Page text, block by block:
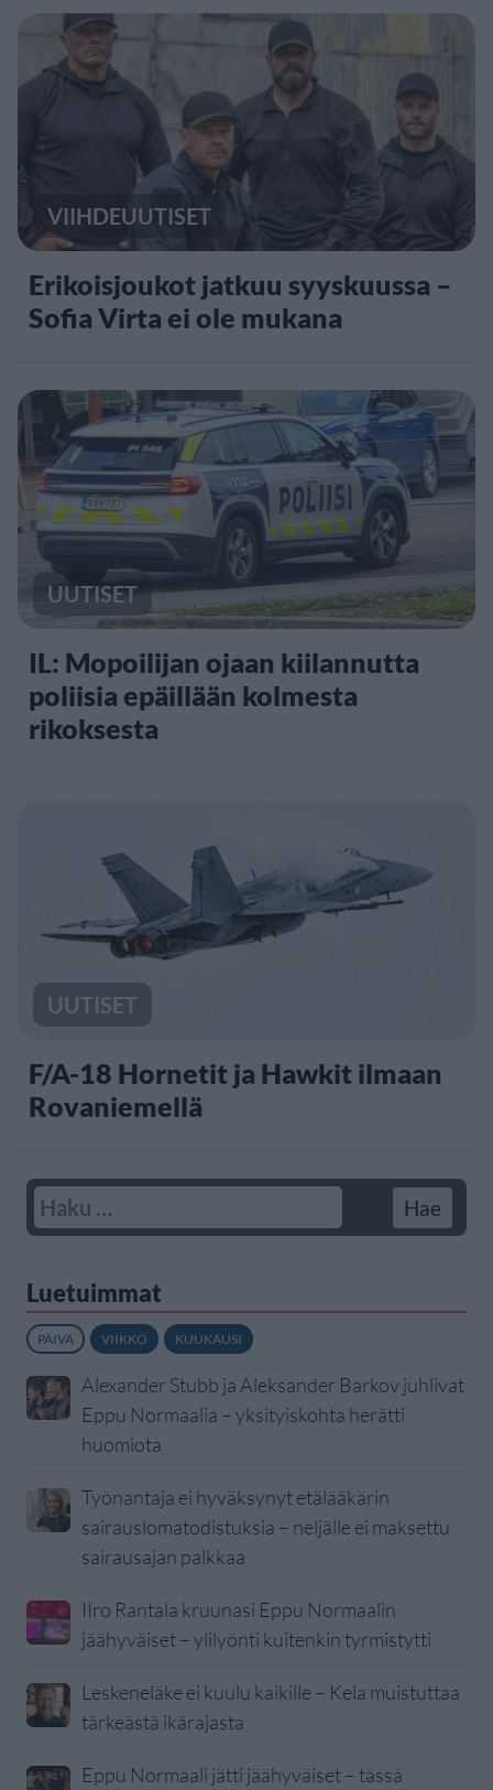
VIIHDEUUTISET
Erikoisjoukot jatkuu syyskuussa –
Sofia Virta ei ole mukana
UUTISET
IL: Mopoilijan ojaan kiilannutta
poliisia epäillään kolmesta
rikoksesta
UUTISET
F/A-18 Hornetit ja Hawkit ilmaan
Rovaniemellä
Luetuimmat
PÄIVÄ VIIKKO KUUKAUSI
Alexander Stubb ja Aleksander Barkov juhlivat
Eppu Normaalia – yksityiskohta herätti
huomiota
Työnantaja ei hyväksynyt etälääkärin
sairauslomatodistuksia – neljälle ei maksettu
sairausajan palkkaa
IIro Rantala kruunasi Eppu Normaalin
jäähyväiset – ylilyönti kuitenkin tyrmistytti
Leskeneläke ei kuulu kaikille – Kela muistuttaa
tärkeästä ikärajasta
Eppu Normaali jätti jäähyväiset – tässä